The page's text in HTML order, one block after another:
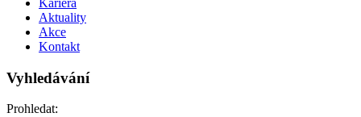
Kariéra
Aktuality
Akce
Kontakt
Vyhledávání
Prohledat: